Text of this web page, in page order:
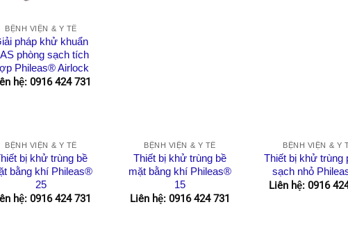
BỆNH VIỆN & Y TẾ
pháp khử khuẩn
phòng sạch tích
Phileas® Airlock
hệ: 0916 424 731
BỆNH VIỆN & Y TẾ
bị khử trùng bề
bằng khí Phileas®
25
hệ: 0916 424 731
BỆNH VIỆN & Y TẾ
Thiết bị khử trùng bề
mặt bằng khí Phileas®
15
Liên hệ: 0916 424 731
BỆNH VIỆN & Y
Thiết bị khử trùng
sạch nhỏ
Liên hệ: 0916